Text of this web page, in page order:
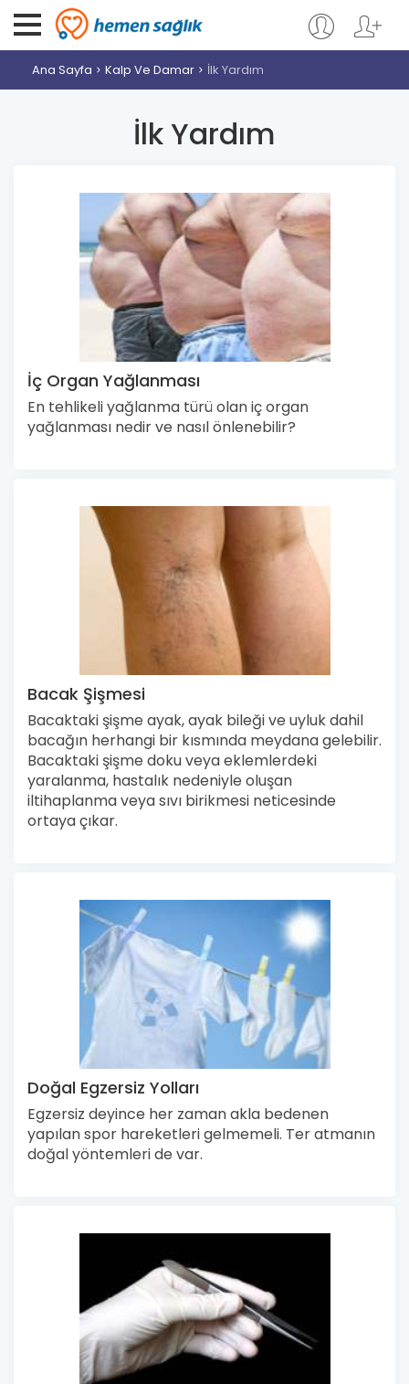
Ana Sayfa Kalp Ve Damar İlk Yardım
İlk Yardım
İç Organ Yağlanması
En tehlikeli yağlanma türü olan iç organ
yağlanması nedir ve nasıl önlenebilir?
Bacak Şişmesi
Bacaktaki şişme ayak, ayak bileği ve uyluk dahil
bacağın herhangi bir kısmında meydana gelebilir.
Bacaktaki şişme doku veya eklemlerdeki
yaralanma, hastalık nedeniyle oluşan
iltihaplanma veya sıvı birikmesi neticesinde
ortaya çıkar.
Doğal Egzersiz Yolları
Egzersiz deyince her zaman akla bedenen
yapılan spor hareketleri gelmemeli. Ter atmanın
doğal yöntemleri de var.